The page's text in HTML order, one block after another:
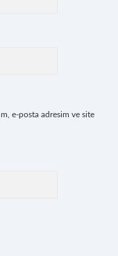
e-posta adresim ve site